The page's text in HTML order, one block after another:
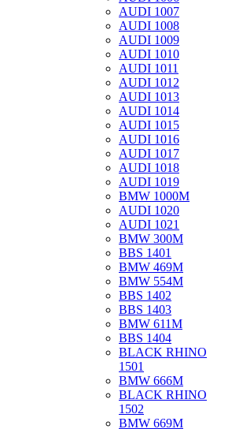
AUDI 1007
AUDI 1008
AUDI 1009
AUDI 1010
AUDI 1011
AUDI 1012
AUDI 1013
AUDI 1014
AUDI 1015
AUDI 1016
AUDI 1017
AUDI 1018
AUDI 1019
BMW 1000M
AUDI 1020
AUDI 1021
BMW 300M
BBS 1401
BMW 469M
BMW 554M
BBS 1402
BBS 1403
BMW 611M
BBS 1404
BLACK RHINO
1501
BMW 666M
BLACK RHINO
1502
BMW 669M